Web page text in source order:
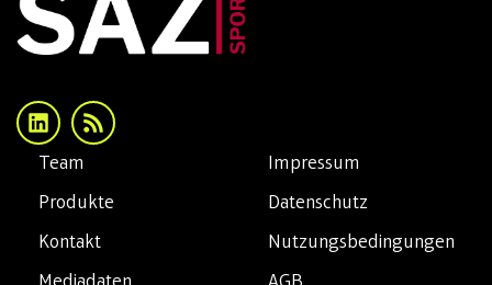
Impressum
Datenschutz
Nutzungsbedingungen
Team
Produkte
Kontakt